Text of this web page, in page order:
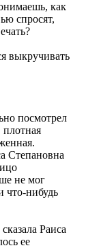
как
спросят,
выкручивать
посмотрел
Степановна
не мог
что-нибудь
Раиса
ее